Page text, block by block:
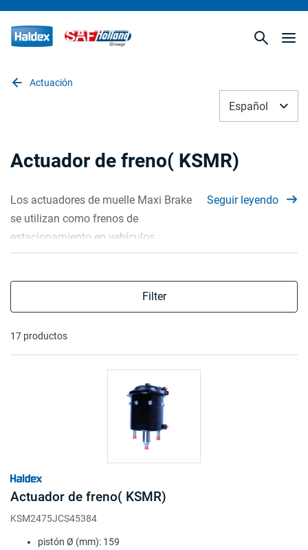
Actuación
Español
Actuador de freno( KSMR)
Los actuadores de muelle Maxi Brake
se utilizan como frenos de
estacionamiento en vehículos
especiales.
Seguir leyendo
Filter
17 productos
Actuador de freno( KSMR)
KSM2475JCS45384
pistón Ø (mm): 159